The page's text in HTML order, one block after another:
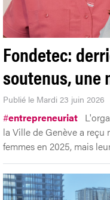
Fondetec:
soutenus, une
Publié le Mardi 23 juin 2026
la Ville de Genève a reçu
femmes en 2025, mais